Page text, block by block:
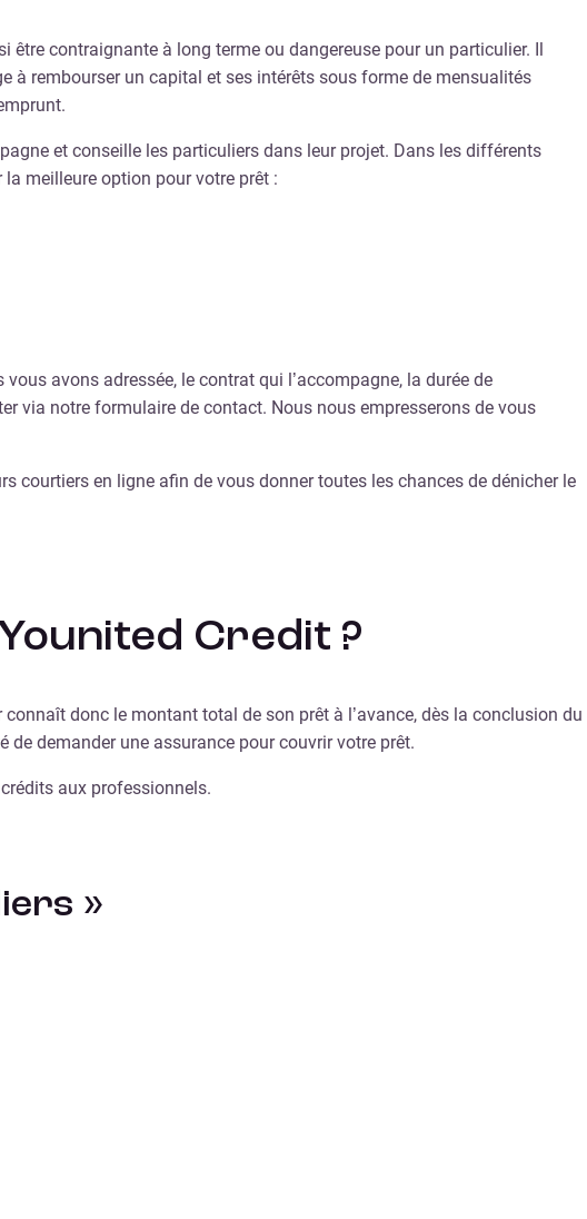
contraignante à long terme ou dangereuse pour un particulier. Il
à rembourser un capital et ses intérêts sous forme de mensualités
et conseille les particuliers dans leur projet. Dans les différents
meilleure option pour votre prêt :
avons adressée, le contrat qui l’accompagne, la durée de
via notre formulaire de contact. Nous nous empresserons de vous
courtiers en ligne afin de vous donner toutes les chances de dénicher le
Credit ?
donc le montant total de son prêt à l’avance, dès la conclusion du
demander une assurance pour couvrir votre prêt.
aux professionnels.
»